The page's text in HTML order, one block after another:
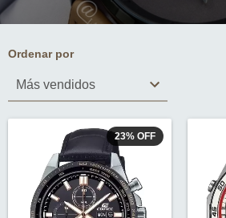
Ordenar por
23% OFF